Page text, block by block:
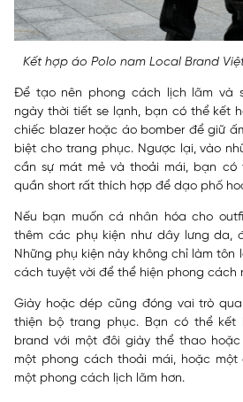
Kết hợp áo Polo nam Local Brand
Để tạo nên phong cách lịch lãm và
ngày thời tiết se lạnh, bạn có thể kết
chiếc blazer hoặc áo bomber để giữ
biệt cho trang phục. Ngược lại, vào
cần sự mát mẻ và thoải mái, bạn có
quần short rất thích hợp để dạo phố
Nếu bạn muốn cá nhân hóa cho
thêm các phụ kiện như dây lưng da,
Những phụ kiện này không chỉ làm tôn
cách tuyệt vời để thể hiện phong cách
Giày hoặc dép cũng đóng vai trò
thiện bộ trang phục. Bạn có thể kết
brand với một đôi giày thể thao
một phong cách thoải mái, hoặc
một phong cách lịch lãm hơn.